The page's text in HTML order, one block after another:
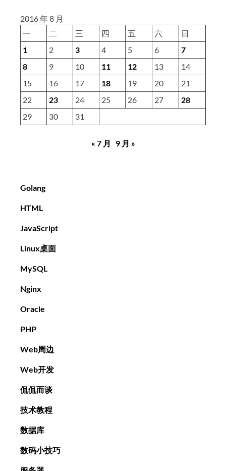
器
2016 年 8 月
一
二 三 四 五 六
日
1
2 3 4 5 6
7
8
9 10 11 12 13
14
15
16 17 18 19 20
21
22
23 24 25 26 27
28
29
30 31
« 7 月 9 月 »
Golang
HTML
JavaScript
Linux桌面
MySQL
Nginx
Oracle
PHP
Web周边
Web开发
侃侃而谈
技术教程
数据库
数码小技巧